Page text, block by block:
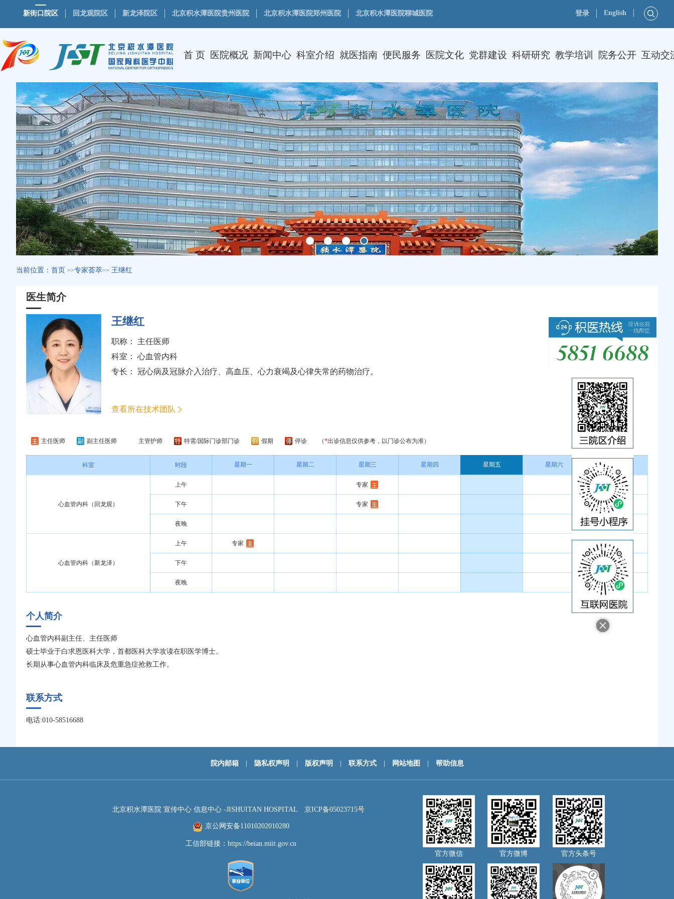
新街口院区 回龙观院区 新龙泽院区 北京积水潭医院贵州医院 北京积水潭医院郑州医院 北京积水潭医院聊城医院 登录 English
首 页 医院概况 新闻中心 科室介绍 就医指南 便民服务 医院文化 党群建设 科研研究 教学培训 院务公开 互动交
当前位置： 首页 >>专家荟萃>> 王继红
医生简介
王继红
职称： 主任医师
科室： 心血管内科
专长： 冠心病及冠脉介入治疗、高血压、心力衰竭及心律失常的药物治疗。
查看所在技术团队
主任医师 副主任医师 主管护师 特需/国际门诊部门诊 假期 停诊 （*出诊信息仅供参考，以门诊公布为准）
科室 时段 星期一 星期二 星期三 星期四 星期五 星期六 星期日
心血管内科（回龙观）
上午 专家
下午 专家
夜晚
心血管内科（新龙泽）
上午 专家
下午
夜晚
个人简介
心血管内科副主任、主任医师
硕士毕业于白求恩医科大学，首都医科大学攻读在职医学博士。
长期从事心血管内科临床及危重急症抢救工作。
联系方式
电话:010-58516688
院内邮箱 隐私权声明 版权声明 联系方式 网站地图 帮助信息
北京积水潭医院 宣传中心 信息中心 -JISHUITAN HOSPITAL 京ICP备05023715号
京公网安备11010202010280
工信部链接： https://beian.miit.gov.cn
官方微信 官方微博 官方头条号